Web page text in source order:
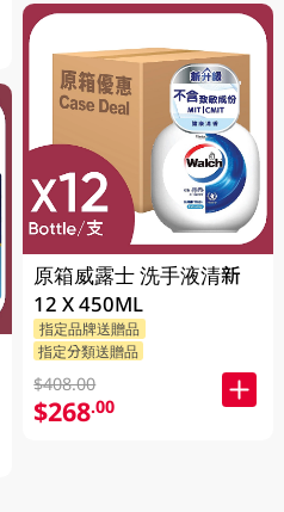
原箱威露士 洗手液清新
12 X 450ML
指定品牌送贈品
指定分類送贈品
$408.00
$268.00